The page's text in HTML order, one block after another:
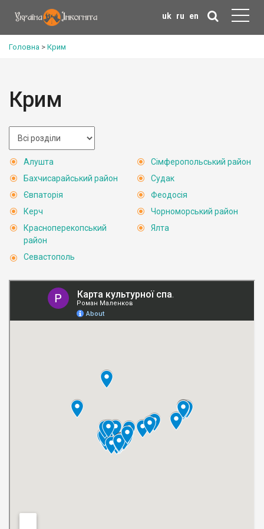
uk ru en
Головна > Крим
Крим
Алушта
Бахчисарайський район
Євпаторія
Керч
Красноперекопський
район
Севастополь
Сімферопольський район
Судак
Феодосія
Чорноморський район
Ялта